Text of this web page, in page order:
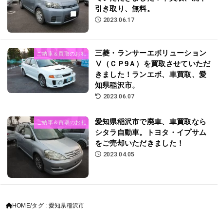
引き取り、無料。
2023.06.17
ご納車＆買取のお礼
三菱・ランサーエボリューション
Ⅴ（ＣＰ9Ａ）を買取させていただ
きました！ランエボ、車買取、愛
知県稲沢市。
2023.06.07
ご納車＆買取のお礼
愛知県稲沢市で廃車、車買取なら
シタラ自動車。トヨタ・イプサム
をご売却いただきました！
2023.04.05
HOME タグ : 愛知県稲沢市